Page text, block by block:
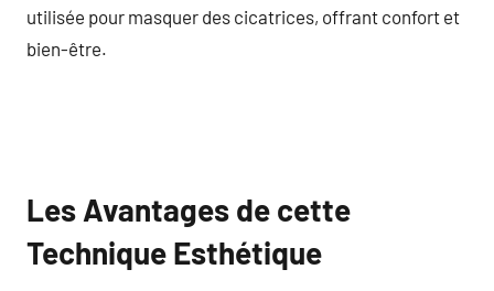
utilisée pour masquer des cicatrices, offrant confort et
bien-être.
Les Avantages de cette
Technique Esthétique